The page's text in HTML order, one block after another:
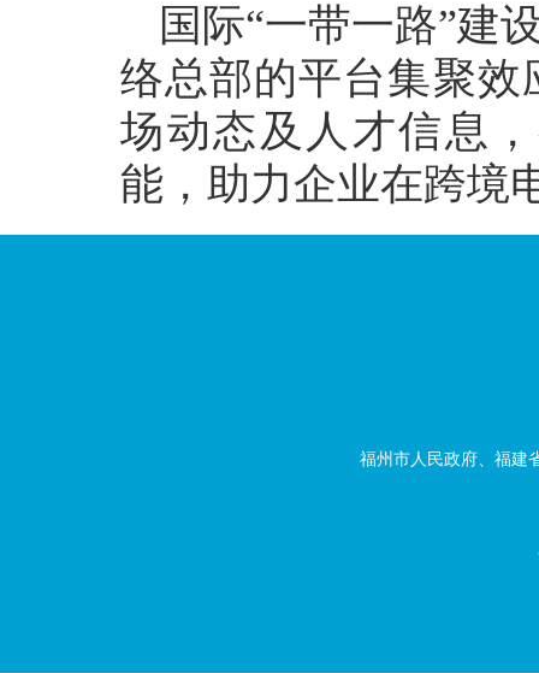
国际“一带一路”建
络总部的平台集聚
场动态及人才信息
能，助力企业在跨境
福州市人民政府、福建